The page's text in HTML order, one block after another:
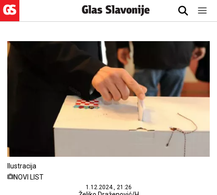
Ilustracija
NOVI LIST
1.12.2024., 21:26